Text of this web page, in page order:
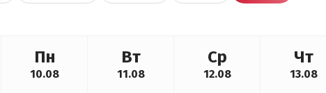
Пн
10.08
Вт
11.08
Ср
12.08
Чт
13.08